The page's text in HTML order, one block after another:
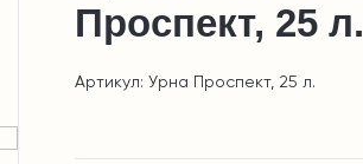
Проспект, 25 л.
Артикул: Урна Проспект, 25 л.